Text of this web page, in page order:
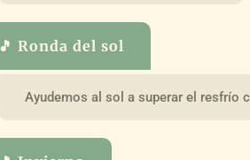
🎵 Ronda del sol
Ayudemos al sol a superar el resfrío